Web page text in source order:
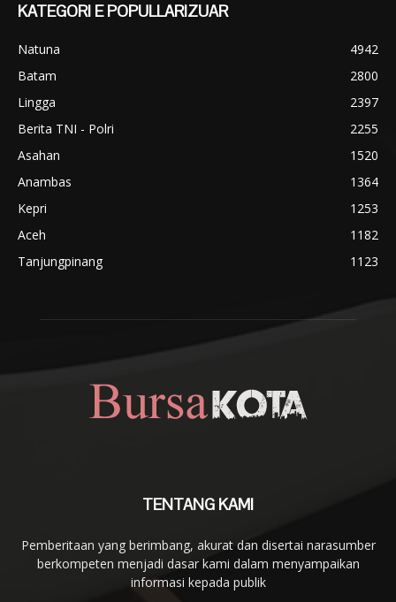
KATEGORI E POPULLARIZUAR
Natuna
4942
Batam
2800
Lingga
2397
Berita TNI - Polri
2255
Asahan
1520
Anambas
1364
Kepri
1253
Aceh
1182
Tanjungpinang
1123
TENTANG KAMI
Pemberitaan yang berimbang, akurat dan disertai narasumber
berkompeten menjadi dasar kami dalam menyampaikan
informasi kepada publik